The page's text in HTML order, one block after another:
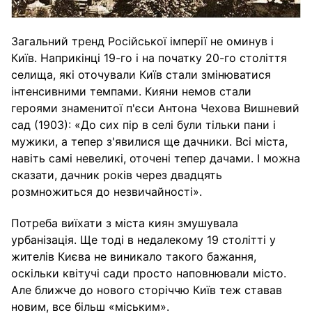
Загальний тренд Російської імперії не оминув і
Київ. Наприкінці 19-го і на початку 20-го століття
селища, які оточували Київ стали змінюватися
інтенсивними темпами. Кияни немов стали
героями знаменитої п'єси Антона Чехова Вишневий
сад (1903): «До сих пір в селі були тільки пани і
мужики, а тепер з'явилися ще дачники. Всі міста,
навіть самі невеликі, оточені тепер дачами. І можна
сказати, дачник років через двадцять
розмножиться до незвичайності».
Потреба виїхати з міста киян змушувала
урбанізація. Ще тоді в недалекому 19 столітті у
жителів Києва не виникало такого бажання,
оскільки квітучі сади просто наповнювали місто.
Але ближче до нового сторіччю Київ теж ставав
новим, все більш «міським».